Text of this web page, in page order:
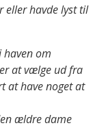
eller havde lyst til
om
at vælge ud fra
at have noget at
ældre dame